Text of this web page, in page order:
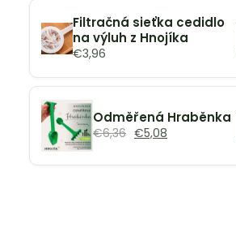
Filtračná sieťka cedidlo
na výluh z Hnojíka
€3,96
Odměřená Hraběnka
€6,36 €5,08